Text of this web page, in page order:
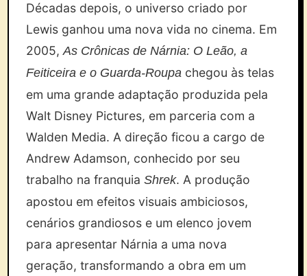
Décadas depois, o universo criado por
Lewis ganhou uma nova vida no cinema. Em
2005,As Crônicas de Nárnia: O Leão, a
Feiticeira e o Guarda-Roupa chegou às telas
em uma grande adaptação produzida pela
Walt Disney Pictures, em parceria com a
Walden Media. A direção ficou a cargo de
Andrew Adamson, conhecido por seu
trabalho na franquiaShrek. A produção
apostou em efeitos visuais ambiciosos,
cenários grandiosos e um elenco jovem
para apresentar Nárnia a uma nova
geração, transformando a obra em um